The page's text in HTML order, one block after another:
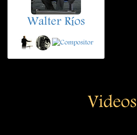
Walter Ríos
Videos